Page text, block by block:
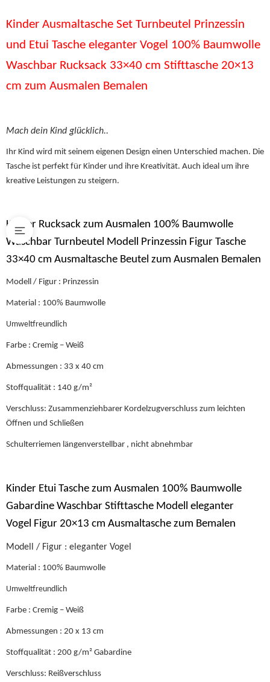
Kinder Ausmaltasche Set Turnbeutel Prinzessin
und Etui Tasche eleganter Vogel 100% Baumwolle
Waschbar Rucksack 33×40 cm Stifttasche 20×13
cm zum Ausmalen Bemalen
Mach dein Kind glücklich..
Ihr Kind wird mit seinem eigenen Design einen Unterschied machen. Die
Tasche ist perfekt für Kinder und ihre Kreativität. Auch ideal um ihre
kreative Leistungen zu steigern.
Kinder Rucksack zum Ausmalen 100% Baumwolle
Waschbar Turnbeutel Modell Prinzessin Figur Tasche
33×40 cm Ausmaltasche Beutel zum Ausmalen Bemalen
Modell / Figur : Prinzessin
Material : 100% Baumwolle
Umweltfreundlich
Farbe : Cremig – Weiß
Abmessungen : 33 x 40 cm
Stoffqualität : 140 g/m²
Verschluss: Zusammenziehbarer Kordelzugverschluss zum leichten
Öffnen und Schließen
Schulterriemen längenverstellbar , nicht abnehmbar
Kinder Etui Tasche zum Ausmalen 100% Baumwolle
Gabardine Waschbar Stifttasche Modell eleganter
Vogel Figur 20×13 cm Ausmaltasche zum Bemalen
Modell / Figur : eleganter Vogel
Material : 100% Baumwolle
Umweltfreundlich
Farbe : Cremig – Weiß
Abmessungen : 20 x 13 cm
Stoffqualität : 200 g/m² Gabardine
Verschluss: Reißverschluss